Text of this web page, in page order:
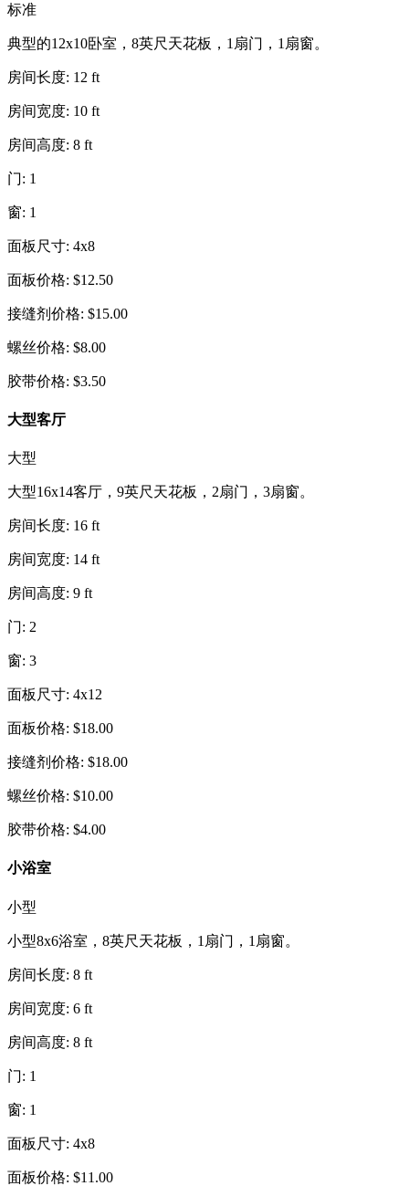
标准
典型的12x10卧室，8英尺天花板，1扇门，1扇窗。
房间长度: 12 ft
房间宽度: 10 ft
房间高度: 8 ft
门: 1
窗: 1
面板尺寸: 4x8
面板价格: $12.50
接缝剂价格: $15.00
螺丝价格: $8.00
胶带价格: $3.50
大型客厅
大型
大型16x14客厅，9英尺天花板，2扇门，3扇窗。
房间长度: 16 ft
房间宽度: 14 ft
房间高度: 9 ft
门: 2
窗: 3
面板尺寸: 4x12
面板价格: $18.00
接缝剂价格: $18.00
螺丝价格: $10.00
胶带价格: $4.00
小浴室
小型
小型8x6浴室，8英尺天花板，1扇门，1扇窗。
房间长度: 8 ft
房间宽度: 6 ft
房间高度: 8 ft
门: 1
窗: 1
面板尺寸: 4x8
面板价格: $11.00